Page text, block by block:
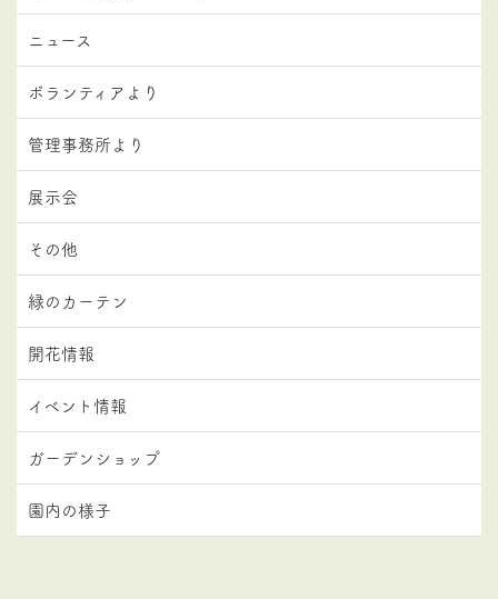
ニュース
ボランティアより
管理事務所より
展示会
その他
緑のカーテン
開花情報
イベント情報
ガーデンショップ
園内の様子